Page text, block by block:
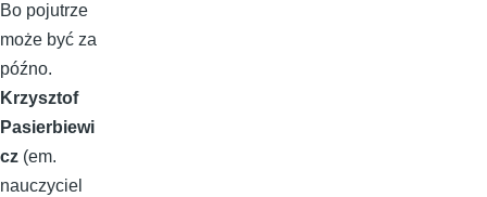
Bo pojutrze
może być za
późno.
Krzysztof
Pasierbiewi
cz (em.
nauczyciel